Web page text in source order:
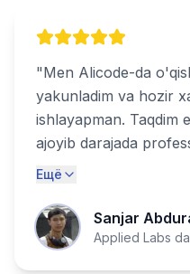
"Men Alicode-da
yakunladim va hozir
ishlayapman. Taqdim
ajoyib darajada
haqiqiy muvaffaqiyat
ning bozorga tayyor
bo'yicha katta tajribasi
Ещё
Sanjar
Applied Labs